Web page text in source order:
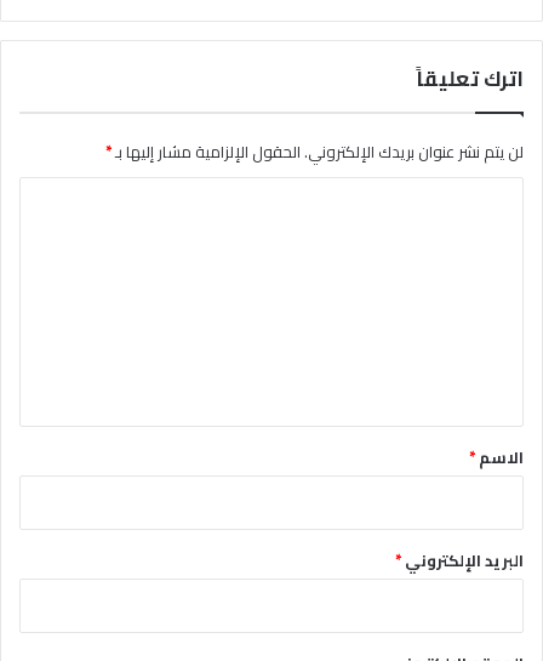
اترك تعليقاً
لن يتم نشر عنوان بريدك الإلكتروني.الحقول الإلزامية مشار إليها بـ*
*الاسم*
البريد الإلكتروني*